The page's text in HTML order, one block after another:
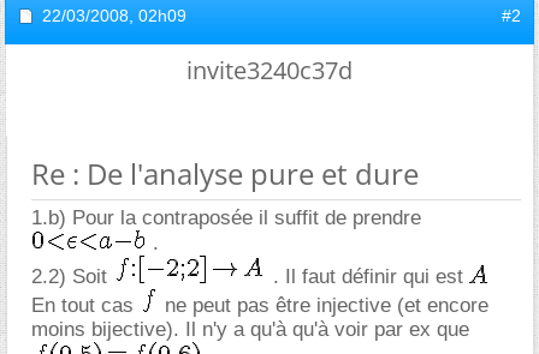
22/03/2008, 02h09 #2
invite3240c37d
Re : De l'analyse pure et dure
1.b) Pour la contraposée il suffit de prendre
.
2.2) Soit
. Il faut définir qui est
En tout cas
ne peut pas être injective (et encore
moins bijective). Il n'y a qu'à qu'à voir par ex que